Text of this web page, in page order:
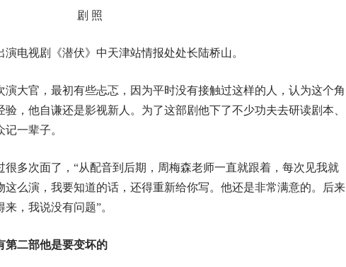
剧 照
电视剧《潜伏》中天津站情报处处长陆桥山。
大官，最初有些忐忑，因为平时没有接触过这样的人，认为这个角
，他自谦还是影视新人。为了这部剧他下了不少功夫去研读剧本、
一辈子。
多次面了，“从配音到后期，周梅森老师一直就跟着，每次见我就
么演，我要知道的话，还得重新给你写。他还是非常满意的。后来
，我说没有问题”。
第二部他是要变坏的